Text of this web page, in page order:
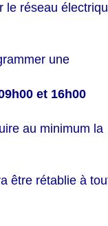
le réseau
une
et 16h00
au minimum la
être rétablie à